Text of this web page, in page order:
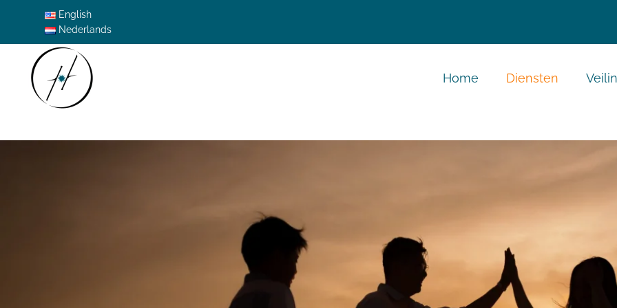
Skip to main content
English
Nederlands
Home Diensten